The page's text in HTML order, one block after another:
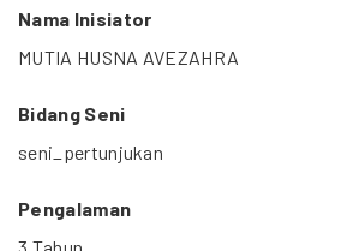
Nama Inisiator
MUTIA HUSNA AVEZAHRA
Bidang Seni
seni_pertunjukan
Pengalaman
3 Tahun